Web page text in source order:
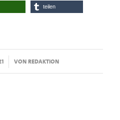
teilen
VONREDAKTION